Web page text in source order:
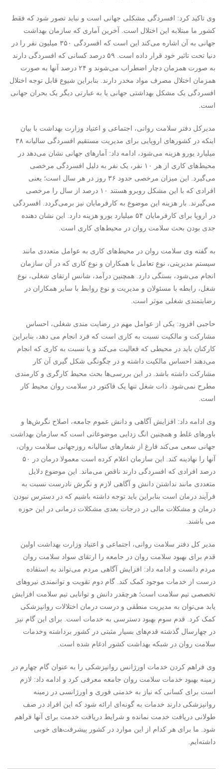
وی تاکید کرد: افسردگی مشکلی جهانی است و نباید تصور شود که فقط
کشور ما مبتلابه این اختلال است. آخرین آماری که سازمان بهداشت
جهانی به آن اشاره می‌کند این است که افسردگی ۳۵۰ میلیون نفر را در
دنیا تحت تاثیر خود قرار داده است. ۵۹ درصد کسانی که افسردگی دارند
به صورت همزمان دچار اضطراب می‌شوند و ۲۴ درصد آنها به صورت
همزمان اختلال مصرف مواد مخدر دارند. بنابراین شیوع قابل توجه اختلال
افسردگی یک مشکل بهداشتی جهانی یا به عبارتی دیگر یک بحران جهانی
است.
مدیرکل دفتر سلامت روانی، اجتماعی و اعتیاد وزارت بهداشت با بیان
اینکه در کشورهای اروپایی برای مدیریت مستقیم افسردگی سالیانه ۳۸
میلیارد یورو هزینه می‌شود، ادامه داد: آمارهای جهانی نشان می‌دهد در
محیط‌های کاری از هر ۱۰ نفر، یک نفر به دلیل افسردگی مرخصی
می‌گیرد. این میزان مرخصی حدود ۳۶ روز در هر سال است؛ یعنی
افرادی که با این مشکل روبرو هستند ۱۰ درصد از سال را مرخصی
می‌گیرند. بار هزینه این موضوع به کارفرمایان نیز برمی‌گردد. افسردگی
در اروپا برای کارفرمایان ۵۴ میلیارد یورو هزینه دارد. این نشان دهنده
جدی بودن بحث سلامت روان در محیط‌های کاری است.
به گفته وی سلامت روان در محیط‌های کاری به عوامل متعددی مانند
سیستم مدیریتی، نوع تعامل با همکاران و نوع کاری که در آن سازمان
انجام می‌شود، بستگی دارد. همچنین درآمد، شانس ارتقای شغلی، نوع
شغل، رابطه با مسئولان و مدیریت و نوع روابط با سایر همکاران در
رضایتمندی شغلی موثر است.
حاجبی افزود: یکی از عوامل مهم در رضایت مندی شغلی، احساس
مشارکت و مالکیت نسبت به کاری است که فرد انجام می دهد، بنابراین
کارکنان باید در محیطی که فعالیت می‌کند و یا نسبت به کاری که انجام
می‌دهند احساس مالکیت داشته و در چگونگی شکل گیری آن کار
مشارکت داشته باشد. در این بررسی‌ها بحث محیط کارگری و کارمندی
مطرح نمی‌شود. ذات شغل تنها یک فاکتور در سلامت روان محیط کار
است.
وی ادامه داد: افزایش آگاهی و دانش عموم جامعه، اصلاح نگرش‌ها و
باورهای غلط و همچنین انگ زدایی موضوعاتی است که سازمان بهداشت
جهانی سعی می‌کند فارغ از شعارهای سالیانه روزجهانی سلامت روان،
آنها را نهادینه کند. این سازمان اعلام کرده است معمولا درمان در ۵۰
درصد افرادی که افسردگی دارند ناقص می‌ماند. این موضوع دلایل
متعددی مانند نداشتن دانش و آگاهی لازم و نگرش نادرست نسبت به
فرآیند درمان است بنابراین باید توجه داشته باشیم که در دسترس نبودن
درمان و مشکلات مالی در درجات بعدی مشکلات درمانی در این حوزه
می باشند.
مدیر کل دفتر سلامت روانی، اجتماعی و اعتیاد وزارت بهداشت اولین
قدم برای بهبود سلامت روان در جامعه را ارتقای سواد سلامت روان
مردم دانست و ادامه داد: افزایش آگاهی مردم می‌تواند به استفاده
درست از خدمات موجود کمک کند. گام دوم تقویت و توانمندی نیروهای
تخصصی تیم سلامت است؛ هرچقدر دانش و توانایی تیم سلامت افزایش
یابد می‌توان به مدیریت منطقی و درست درمان اختلالات روانپزشکی
کمک کرد. قدم سوم بهبود دسترسی به خدمات است. برای این گام نیز
در چهارسال گذشته قدم‌های بسیار مثبتی در کشور برداشته وخدمات
سلامت روان در شبکه‌ بهداشت کشور ادغام شده است.
وی فراهم کردن خدمات اورژانس روانپزشکی را به عنوان گام چهارم در
زمینه بهبود خدمات سلامت روان جامعه معرفی کرد و ادامه داد: لازم
است برای کسانی که نیاز به خدمتی فوری و اورژانسی در زمینه
روانپزشکی دارند خدمات به گونه‌ای ارائه شود که این افراد در صف
طولانی دریافت خدمت نمانده و شرایط دریافت خدمت برای آنها فراهم
شود. ما برای هر کدام از این موارد در کشور پیشرفت‌های خوبی
داشته‌ایم.